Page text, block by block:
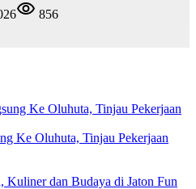
856
Ke Oluhuta, Tinjau Pekerjaan
Kuliner dan Budaya di Jaton Fun